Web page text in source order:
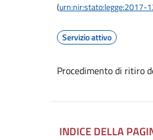
(urn:nir:stato:legge:2017-
Servizio attivo
Procedimento di ritiro
INDICE DELLA